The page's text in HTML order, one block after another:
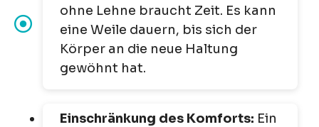
ohne Lehne braucht Zeit. Es kann
eine Weile dauern, bis sich der
Körper an die neue Haltung
gewöhnt hat.
Einschränkung des Komforts: Ein